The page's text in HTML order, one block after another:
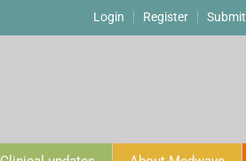
Login Register Submit